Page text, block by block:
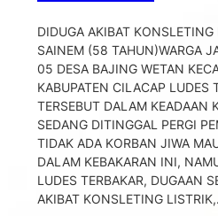
DIDUGA AKIBAT
SAINEM (58 TAHUN)WARGA
05 DESA BAJING WETAN
KABUPATEN CILACAP LUDES
TERSEBUT DALAM KEADAAN
SEDANG DITINGGAL PERGI
TIDAK ADA KORBAN JIWA
DALAM KEBAKARAN INI,
LUDES TERBAKAR, DUGAAN
AKIBAT KONSLETING